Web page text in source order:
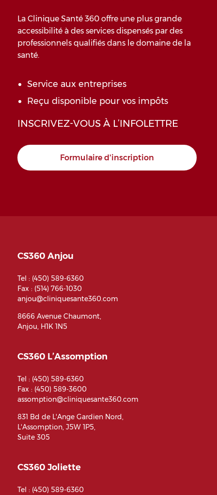
La Clinique Santé 360 offre une plus grande
accessibilité à des services dispensés par des
professionnels qualifiés dans le domaine de la
santé.
Service aux entreprises
Reçu disponible pour vos impôts
INSCRIVEZ-VOUS À L’INFOLETTRE
Formulaire d'inscription
CS360 Anjou
Tel : (450) 589-6360
Fax : (514) 766-1030
anjou@cliniquesante360.com
8666 Avenue Chaumont,
Anjou, H1K 1N5
CS360 L’Assomption
Tel : (450) 589-6360
Fax : (450) 589-3600
assomption@cliniquesante360.com
831 Bd de L'Ange Gardien Nord,
L'Assomption, J5W 1P5,
Suite 305
CS360 Joliette
Tel : (450) 589-6360